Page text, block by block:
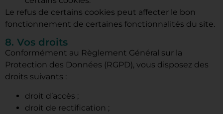
Le refus de certains cookies peut affecter le bon
fonctionnement de certaines fonctionnalités du site.
8. Vos droits
Conformément au Règlement Général sur la
Protection des Données (RGPD), vous disposez des
droits suivants :
droit d’accès ;
droit de rectification ;